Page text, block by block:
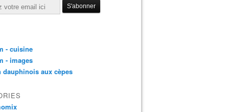
- cuisine
- images
dauphinois aux cèpes